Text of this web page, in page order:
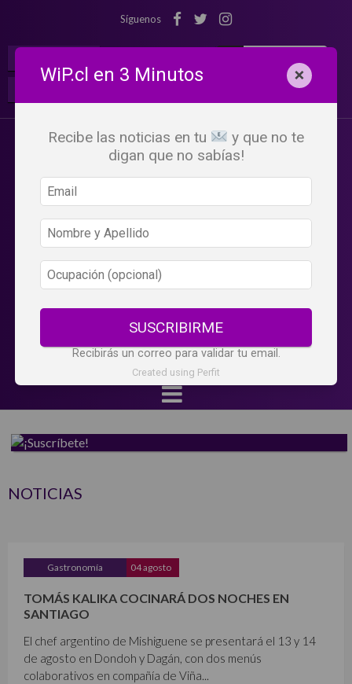
Síguenos
NOTICIAS
Gastronomía 04 agosto
TOMÁS KALIKA COCINARÁ DOS NOCHES EN
SANTIAGO
El chef argentino de Mishiguene se presentará el 13 y 14
de agosto en Dondoh y Dagán, con dos menús
colaborativos en compañía de Viña...
WiP.cl en 3 Minutos ×
Recibe las noticias en tu
y que no te
digan que no sabías!
SUSCRIBIRME
Recibirás un correo para validar tu email.
Created using Perfit